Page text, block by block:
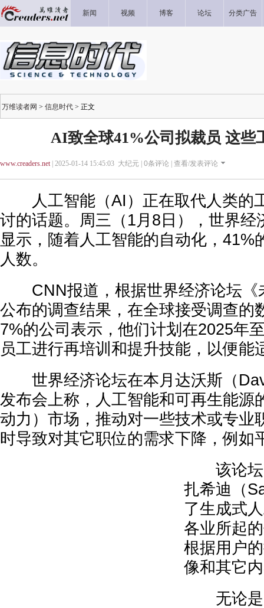
新闻 视频 博客 论坛 分类广告
万维读者网 > 信息时代 > 正文
AI致全球41%公司拟裁员 这些
www.creaders.net| 2025-01-14 15:45:03 大纪元 | 0条评论 | 查看/发表评论
人工智能（AI）正在取代人类的
讨的话题。周三（1月8日），世界经
显示，随着人工智能的自动化，41%
人数。
CNN报道，根据世界经济论坛《
公布的调查结果，在全球接受调查的
7%的公司表示，他们计划在2025年
员工进行再培训和提升技能，以便能
世界经济论坛在本月达沃斯（
发布会上称，人工智能和可再生能源
动力）市场，推动对一些技术或专业
时导致对其它职位的需求下降，例如
该论坛
扎希迪（
了生成式
各业所起
根据用户
像和其它
无论是